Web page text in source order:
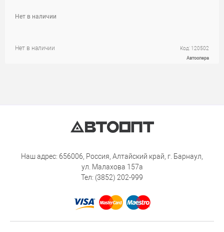
Нет в наличии Код: 120502
Автоопера
Нет в наличии
Наш адрес: 656006, Россия, Алтайский край, г. Барнаул,
ул. Малахова 157а
Тел: (3852) 202-999